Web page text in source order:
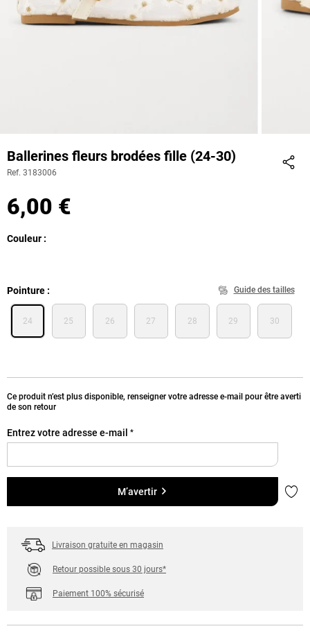
Ballerines fleurs brodées fille (24-30)
Ref. 3183006
6,00 €
Couleur
Pointure Guide des tailles
24 25 26 27 28 29 30
Ce produit n’est plus disponible, renseigner votre adresse e-mail pour être averti
de son retour
Entrez votre adresse e-mail *
M’avertir
Livraison gratuite en magasin
Retour possible sous 30 jours*
Paiement 100% sécurisé